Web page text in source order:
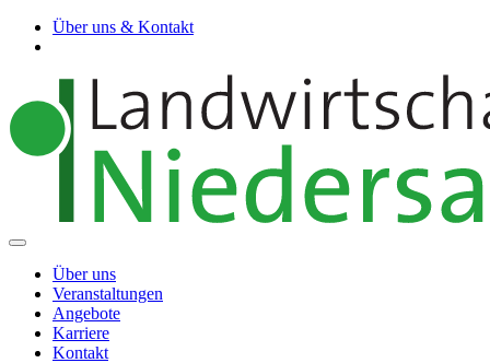
Über uns & Kontakt
Über uns
Veranstaltungen
Angebote
Karriere
Kontakt